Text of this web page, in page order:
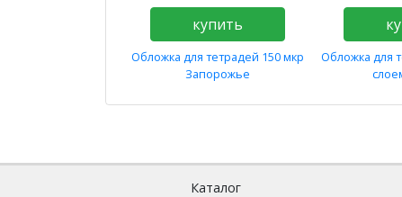
купить
Обложка для тетрадей 150 мкр
Запорожье
Обложка для
Каталог